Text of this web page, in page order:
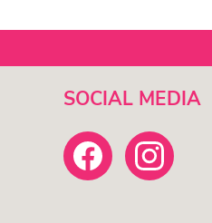
SOCIAL MEDIA